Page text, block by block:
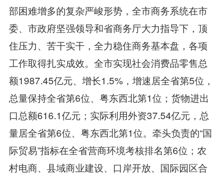
部困难增多的复杂严峻形势，全市商务系统在市
委、市政府坚强领导和省商务厅大力指导下，顶
住压力、苦干实干，全力稳住商务基本盘，各项
工作取得扎实成效。全市实现社会消费品零售总
额1987.45亿元、增长1.5%，增速居全省第5位，
总量保持全省第6位、粤东西北第1位；货物进出
口总额616.1亿元；实际利用外资37.54亿元，总
量居全省第6位、粤东西北第1位。牵头负责的“国
际贸易”指标在全省营商环境考核排名第6位；农
村电商、县域商业建设、口岸开放、国际园区合